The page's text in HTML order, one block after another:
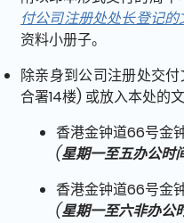
付公司注册处处长登记
资料小册子。
除亲身到公司注册处交
合署14楼) 或放入本处的
香港金钟道66号金
(星期一至五办公时
香港金钟道66号金
(星期一至六非办公